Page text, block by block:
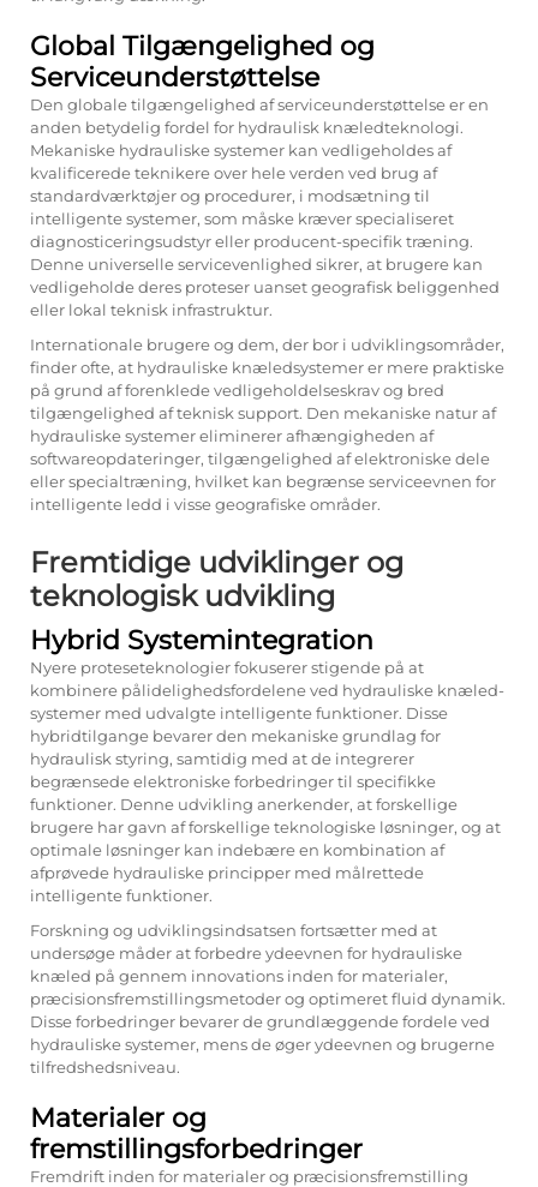
Global Tilgængelighed og
Serviceunderstøttelse
Den globale tilgængelighed af serviceunderstøttelse er en
anden betydelig fordel for hydraulisk knæledteknologi.
Mekaniske hydrauliske systemer kan vedligeholdes af
kvalificerede teknikere over hele verden ved brug af
standardværktøjer og procedurer, i modsætning til
intelligente systemer, som måske kræver specialiseret
diagnosticeringsudstyr eller producent-specifik træning.
Denne universelle servicevenlighed sikrer, at brugere kan
vedligeholde deres proteser uanset geografisk beliggenhed
eller lokal teknisk infrastruktur.
Internationale brugere og dem, der bor i udviklingsområder,
finder ofte, at hydrauliske knæledsystemer er mere praktiske
på grund af forenklede vedligeholdelseskrav og bred
tilgængelighed af teknisk support. Den mekaniske natur af
hydrauliske systemer eliminerer afhængigheden af
softwareopdateringer, tilgængelighed af elektroniske dele
eller specialtræning, hvilket kan begrænse serviceevnen for
intelligente ledd i visse geografiske områder.
Fremtidige udviklinger og
teknologisk udvikling
Hybrid Systemintegration
Nyere proteseteknologier fokuserer stigende på at
kombinere pålidelighedsfordelene ved hydrauliske knæled-
systemer med udvalgte intelligente funktioner. Disse
hybridtilgange bevarer den mekaniske grundlag for
hydraulisk styring, samtidig med at de integrerer
begrænsede elektroniske forbedringer til specifikke
funktioner. Denne udvikling anerkender, at forskellige
brugere har gavn af forskellige teknologiske løsninger, og at
optimale løsninger kan indebære en kombination af
afprøvede hydrauliske principper med målrettede
intelligente funktioner.
Forskning og udviklingsindsatsen fortsætter med at
undersøge måder at forbedre ydeevnen for hydrauliske
knæled på gennem innovations inden for materialer,
præcisionsfremstillingsmetoder og optimeret fluid dynamik.
Disse forbedringer bevarer de grundlæggende fordele ved
hydrauliske systemer, mens de øger ydeevnen og brugerne
tilfredshedsniveau.
Materialer og
fremstillingsforbedringer
Fremdrift inden for materialer og præcisionsfremstilling